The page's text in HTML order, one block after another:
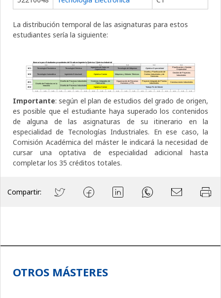
La distribución temporal de las asignaturas para estos
estudiantes sería la siguiente:
Importante: según el plan de estudios del grado de origen,
es posible que el estudiante haya superado los contenidos
de alguna de las asignaturas de su itinerario en la
especialidad de Tecnologías Industriales. En ese caso, la
Comisión Académica del máster le indicará la necesidad de
cursar una optativa de especialidad adicional hasta
completar los 35 créditos totales.
Compartir:
OTROS MÁSTERES